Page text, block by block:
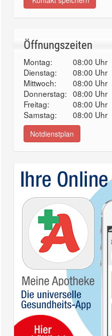
Öffnungszeiten
Montag: 08:00 Uhr
Dienstag:
08:00 Uhr
Mittwoch:
08:00 Uhr
Donnerstag: 08:00 Uhr
Freitag:
08:00 Uhr
Samstag:
08:00 Uhr
Notdienstplan